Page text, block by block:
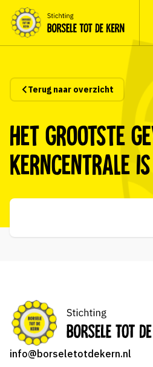
Terug naar overzicht
Het grootste
kerncentrale
info@borseletotdekern.nl